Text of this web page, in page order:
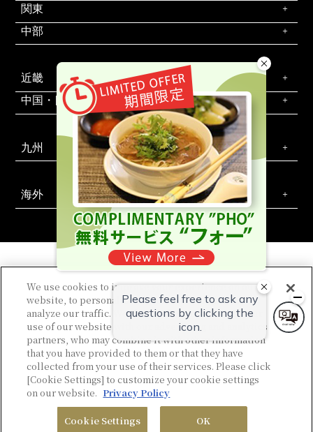
関東
中部
近畿
中国・四国
九州
海外
相鉄ホテルズ 公式SNS
お問い合わせ 会社概要 新規ホテル開発のご提案
コラム
WEB利用規約
サイトポリシー
プライバシーポリシー
カスタマーハラスメントに対する基本方針
宿泊約款
会員規約
サイトマップ
相鉄ホテルズ パートナーホテル加盟募集のご案内
採用情報
© Sotetsu Hotel Management CO., LTD.
We use cookies to improve your experience on our
website, to personalize content and ads, and to
analyze our traffic. We share information about your
use of our website with our advertising and analytics
partners, who may combine it with other information
that you have provided to them or that they have
collected from your use of their services. Please click
[Cookie Settings] to customize your cookie settings
on our website. Privacy Policy
Cookie Settings OK